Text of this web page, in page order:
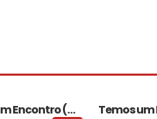
Temos um Encontro (Outra Vez)